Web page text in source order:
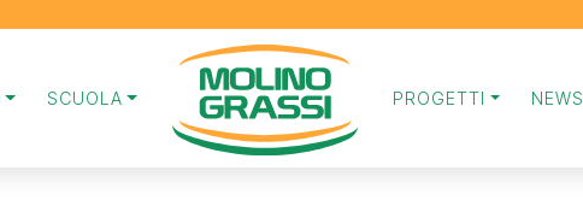
SCUOLA PROGETTI NEWS